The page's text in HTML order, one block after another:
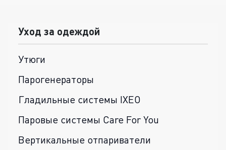
Уход за одеждой
Утюги
Парогенераторы
Гладильные системы IXEO
Паровые системы Care For You
Вертикальные отпариватели